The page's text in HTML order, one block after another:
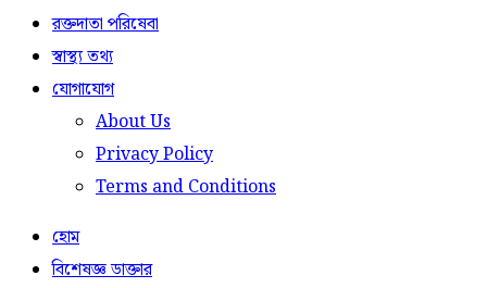
রক্তদাতা পরিষেবা
স্বাস্থ্য তথ্য
যোগাযোগ
About Us
Privacy Policy
Terms and Conditions
হোম
বিশেষজ্ঞ ডাক্তার